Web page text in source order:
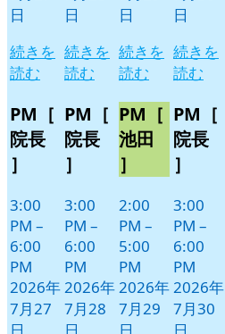
日
続きを
読む
PM［
院長
］
3:00
PM –
6:00
PM
2026年
7月27
日
日
続きを
読む
PM［
院長
］
3:00
PM –
6:00
PM
2026年
7月28
日
日
続きを
読む
PM［
池田
］
2:00
PM –
5:00
PM
2026年
7月29
日
日
続きを
読む
PM［
院長
］
3:00
PM –
6:00
PM
2026年
7月30
日